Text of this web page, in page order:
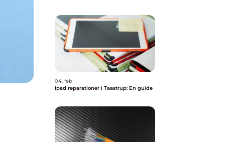
04. feb
Ipad reparationer i Taastrup: En guide